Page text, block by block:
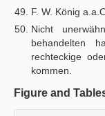
F. W. König
Nicht
behandelten
rechteckige
kommen.
Figure and